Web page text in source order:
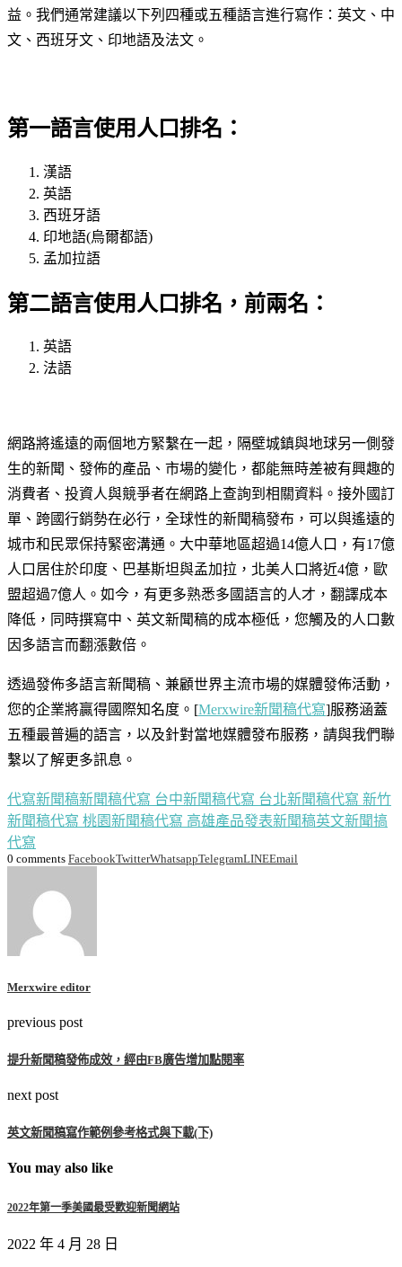
益。我們通常建議以下列四種或五種語言進行寫作：英文、中
文、西班牙文、印地語及法文。
第一語言使用人口排名：
漢語
英語
西班牙語
印地語(烏爾都語)
孟加拉語
第二語言使用人口排名，前兩名：
英語
法語
網路將遙遠的兩個地方緊繫在一起，隔壁城鎮與地球另一側發
生的新聞、發佈的產品、市場的變化，都能無時差被有興趣的
消費者、投資人與競爭者在網路上查詢到相關資料。接外國訂
單、跨國行銷勢在必行，全球性的新聞稿發布，可以與遙遠的
城市和民眾保持緊密溝通。大中華地區超過14億人口，有17億
人口居住於印度、巴基斯坦與孟加拉，北美人口將近4億，歐
盟超過7億人。如今，有更多熟悉多國語言的人才，翻譯成本
降低，同時撰寫中、英文新聞稿的成本極低，您觸及的人口數
因多語言而翻漲數倍。
透過發佈多語言新聞稿、兼顧世界主流市場的媒體發佈活動，
您的企業將贏得國際知名度。[Merxwire新聞稿代寫]服務涵蓋
五種最普遍的語言，以及針對當地媒體發布服務，請與我們聯
繫以了解更多訊息。
代寫新聞稿新聞稿代寫 台中新聞稿代寫 台北新聞稿代寫 新竹
新聞稿代寫 桃園新聞稿代寫 高雄產品發表新聞稿英文新聞搞
代寫
0 comments FacebookTwitterWhatsappTelegramLINEEmail
Merxwire editor
previous post
提升新聞稿發佈成效，經由FB廣告增加點閱率
next post
英文新聞稿寫作範例參考格式與下載(下)
You may also like
2022年第一季美國最受歡迎新聞網站
2022 年 4 月 28 日